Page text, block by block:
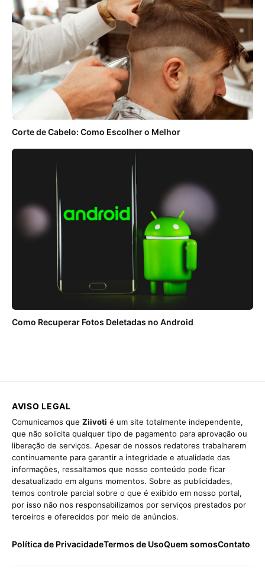
Corte de Cabelo: Como Escolher o Melhor
Como Recuperar Fotos Deletadas no Android
AVISO LEGAL
Comunicamos que Ziivoti é um site totalmente independente,
que não solicita qualquer tipo de pagamento para aprovação ou
liberação de serviços. Apesar de nossos redatores trabalharem
continuamente para garantir a integridade e atualidade das
informações, ressaltamos que nosso conteúdo pode ficar
desatualizado em alguns momentos. Sobre as publicidades,
temos controle parcial sobre o que é exibido em nosso portal,
por isso não nos responsabilizamos por serviços prestados por
terceiros e oferecidos por meio de anúncios.
Política de PrivacidadeTermos de UsoQuem somosContato